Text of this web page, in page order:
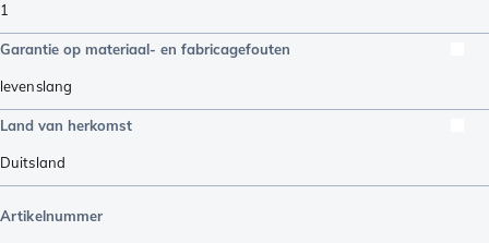
1
Garantie op materiaal- en fabricagefouten
levenslang
Land van herkomst
Duitsland
Artikelnummer